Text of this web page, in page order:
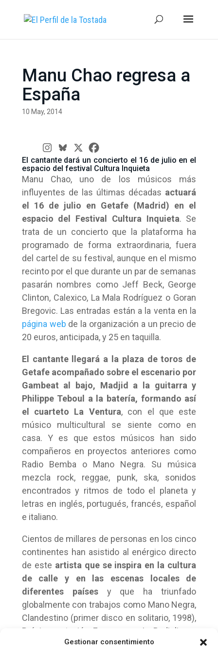
Gestionar consentimiento
Manu Chao regresa a
España
10 May, 2014
El cantante dará un concierto el 16 de julio en el
espacio del festival Cultura Inquieta
Manu Chao, uno de los músicos más
influyentes de las últimas décadas actuará
el 16 de julio en Getafe (Madrid) en el
espacio del Festival Cultura Inquieta. Se
trata de un concierto que la plataforma ha
programado de forma extraordinaria, fuera
del cartel de su festival, aunque en el mismo
recinto por el que durante un par de semanas
pasarán nombres como Jeff Beck, George
Clinton, Calexico, La Mala Rodríguez o Goran
Bregovic. Las entradas están a la venta en la
página web de la organización a un precio de
20 euros, anticipada, y 25 en taquilla.
El cantante llegará a la plaza de toros de
Getafe acompañado sobre el escenario por
Gambeat al bajo, Madjid a la guitarra y
Philippe Teboul a la batería, formando así
el cuarteto La Ventura, con el que este
músico multicultural se siente como en
casa. Y es que estos músicos han sido
compañeros en proyectos anteriores como
Radio Bemba o Mano Negra. Su música
mezcla rock, reggae, punk, ska, sonidos
encontrados y ritmos de todo el planeta y
letras en inglés, portugués, francés, español
e italiano.
Cientos de millares de personas en los cinco
continentes han asistido al enérgico directo
de este artista que se inspira en la cultura
de calle y en las escenas locales de
diferentes paísesy que ha triunfado
globalmente con trabajos como Mano Negra,
Clandestino (primer disco en solitario, 1998),
Próxima estación: Esperanza o La Radiolina.